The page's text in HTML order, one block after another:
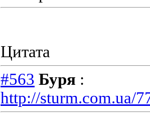
Цитата
#563 Буря :
http://sturm.com.ua/